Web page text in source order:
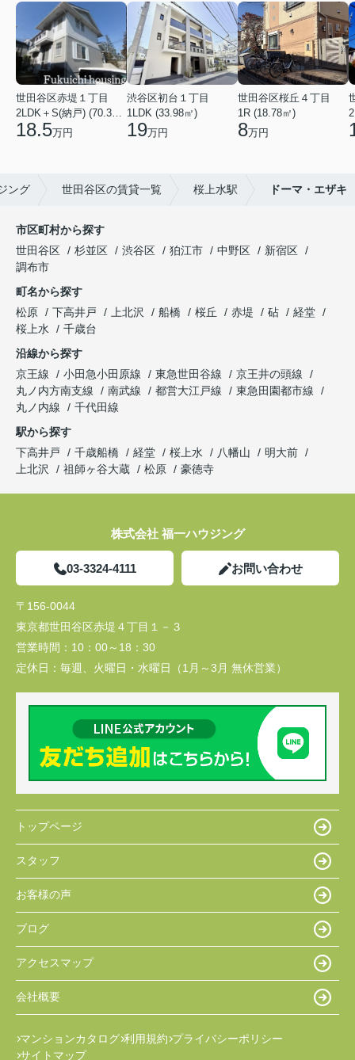
世田谷区赤堤１丁目
2LDK＋S(納戸) (70.38㎡)
18.5万円
渋谷区初台１丁目
1LDK (33.98㎡)
19万円
世田谷区桜丘４丁目
1R (18.78㎡)
8万円
ング 世田谷区の賃貸一覧 桜上水駅 ドーマ・エザキ
市区町村から探す
世田谷区
杉並区 渋谷区 狛江市 中野区
新宿区
調布市
町名から探す
松原
下高井戸 上北沢 船橋 桜丘 赤堤 砧
経堂
桜上水
千歳台
沿線から探す
京王線
小田急小田原線 東急世田谷線
京王井の頭線
丸ノ内方南支線
南武線 都営大江戸線
東急田園都市線
丸ノ内線
千代田線
駅から探す
下高井戸
千歳船橋 経堂 桜上水 八幡山
明大前
上北沢
祖師ヶ谷大蔵 松原 豪徳寺
株式会社 福一ハウジング
03-3324-4111 お問い合わせ
〒156-0044
東京都世田谷区赤堤４丁目１－３
営業時間： 10：00～18：30
定休日： 毎週、火曜日・水曜日（1月～3月 無休営業）
トップページ
スタッフ
お客様の声
ブログ
アクセスマップ
会社概要
マンションカタログ 利用規約 プライバシーポリシー
サイトマップ